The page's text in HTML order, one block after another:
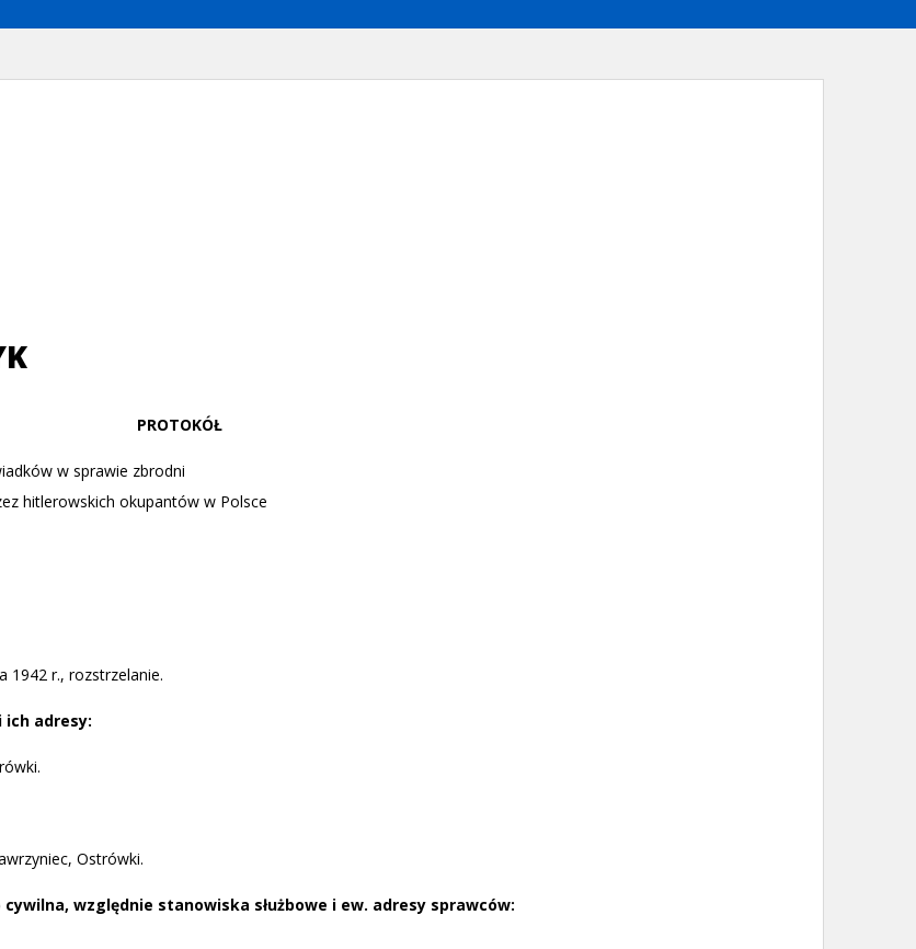
PROTOKÓŁ
w sprawie zbrodni
hitlerowskich okupantów w Polsce
1942 r., rozstrzelanie.
ich adresy:
Ostrówki.
względnie stanowiska służbowe i ew. adresy sprawców: